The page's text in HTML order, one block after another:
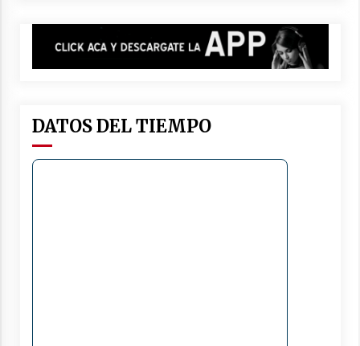
DATOS DEL TIEMPO